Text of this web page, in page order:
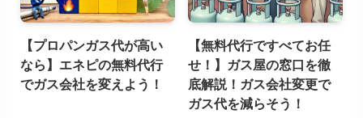
【プロパンガス代が高い
なら】エネピの無料代行
でガス会社を変えよう！
【無料代行ですべてお任
せ！】ガス屋の窓口を徹
底解説！ガス会社変更で
ガス代を減らそう！